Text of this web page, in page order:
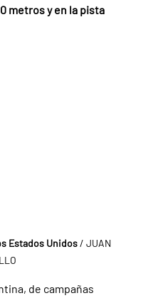
metros y en la pista
Estados Unidos / JUAN
de campañas